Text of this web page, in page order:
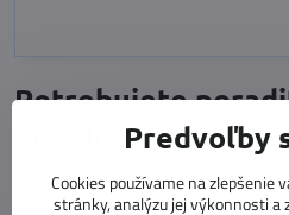
Potrebujete
objednávkou?
Neváhajte nás kontaktovať :)
Predvoľby
Cookies používame na zlepšenie
stránky, analýzu jej výkonnosti a